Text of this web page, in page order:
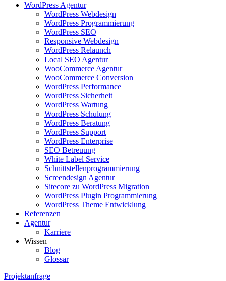
WordPress Agentur
WordPress Webdesign
WordPress Programmierung
WordPress SEO
Responsive Webdesign
WordPress Relaunch
Local SEO Agentur
WooCommerce Agentur
WooCommerce Conversion
WordPress Performance
WordPress Sicherheit
WordPress Wartung
WordPress Schulung
WordPress Beratung
WordPress Support
WordPress Enterprise
SEO Betreuung
White Label Service
Schnittstellenprogrammierung
Screendesign Agentur
Sitecore zu WordPress Migration
WordPress Plugin Programmierung
WordPress Theme Entwicklung
Referenzen
Agentur
Karriere
Wissen
Blog
Glossar
Projektanfrage